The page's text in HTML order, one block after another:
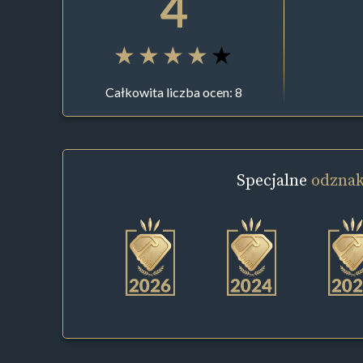
Całkowita liczba ocen: 8
Specjalne